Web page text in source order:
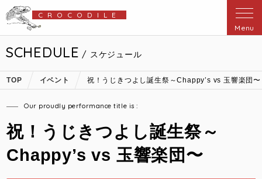
CROCODILE
Menu
SCHEDULE / スケジュール
TOP イベント 祝！うじきつよし誕生祭～Chappy’s vs 玉響楽団〜
Our proudly performance title is :
祝！うじきつよし誕生祭～
Chappy’s vs 玉響楽団〜